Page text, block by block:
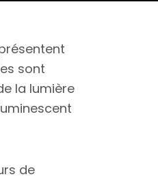
sont
la lumière
de